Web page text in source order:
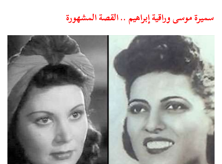
سميرة موسى وراقية إبراهيم .. القصة المشهورة